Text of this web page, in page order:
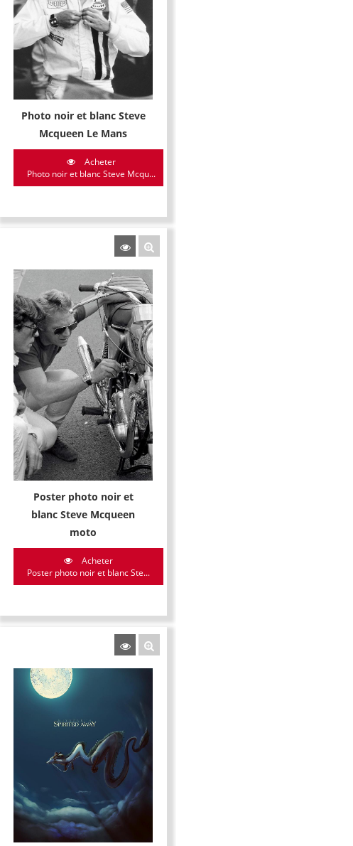
Photo noir et blanc Steve
Mcqueen Le Mans
Acheter
Photo noir et blanc Steve Mcqu...
Poster photo noir et
blanc Steve Mcqueen
moto
Acheter
Poster photo noir et blanc Ste...